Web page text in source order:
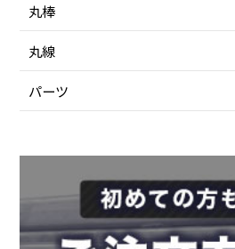
丸棒
丸線
パーツ